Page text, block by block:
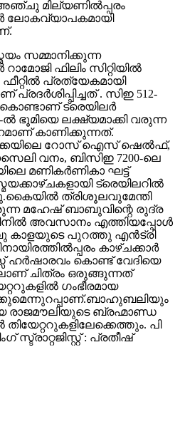
മില്യണിൽപ്പരം
ലോകവ്യാപകമായി
സമ്മാനിക്കുന്ന
ഫിലിം സിറ്റിയിൽ
ഫീറ്റിൽ പ്രത്യേകമായി
പ്രദർശിപ്പിച്ചത് . സിഇ 512-
ട്രെയിലര്‍
ല്‍ ഭൂമിയെ ലക്ഷ്യമാക്കി വരുന്ന
കാണിക്കുന്നത്.
റോസ് ഐസ് ഷെല്‍ഫ്,
വനം, ബിസിഇ 7200-ലെ
മണികര്‍ണികാ ഘട്ട്
ട്രെയിലറില്‍
ത്രിശൂലവുമേന്തി
മഹേഷ് ബാബുവിന്റെ രുദ്ര
അവസാനം എത്തിയപ്പോൾ
കാളയുടെ പുറത്തു എൻട്രി
കാഴ്ചക്കാർ
ഹർഷാരവം കൊണ്ട് വേദിയെ
ചിത്രം ഒരുങ്ങുന്നത്
ഗംഭീരമായ
ബ്രഹ്മാണ്ഡ
തിയേറ്ററുകളിലേക്കെത്തും. പി
: പ്രതീഷ്